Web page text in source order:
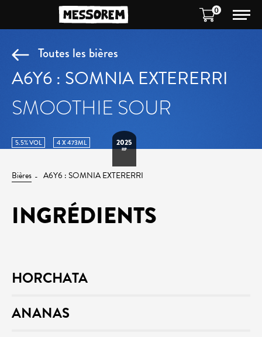
0
Toutes les bières
A6Y6 : SOMNIA EXTERERRI
SMOOTHIE SOUR
5.5% VOL 4 X 473ML 2025
RIP
Bières A6Y6 : SOMNIA EXTERERRI
INGRÉDIENTS
HORCHATA
ANANAS